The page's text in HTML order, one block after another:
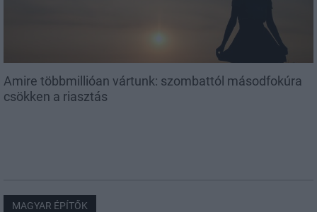
Amire többmillióan vártunk: szombattól másodfokúra
csökken a riasztás
MAGYAR ÉPÍTŐK